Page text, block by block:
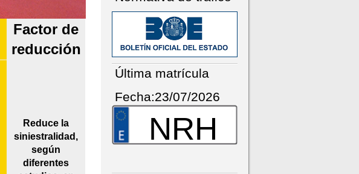
Factor de
reducción
Reduce la
siniestralidad,
según
diferentes
Última matrícula
Fecha:23/07/2026
NRH